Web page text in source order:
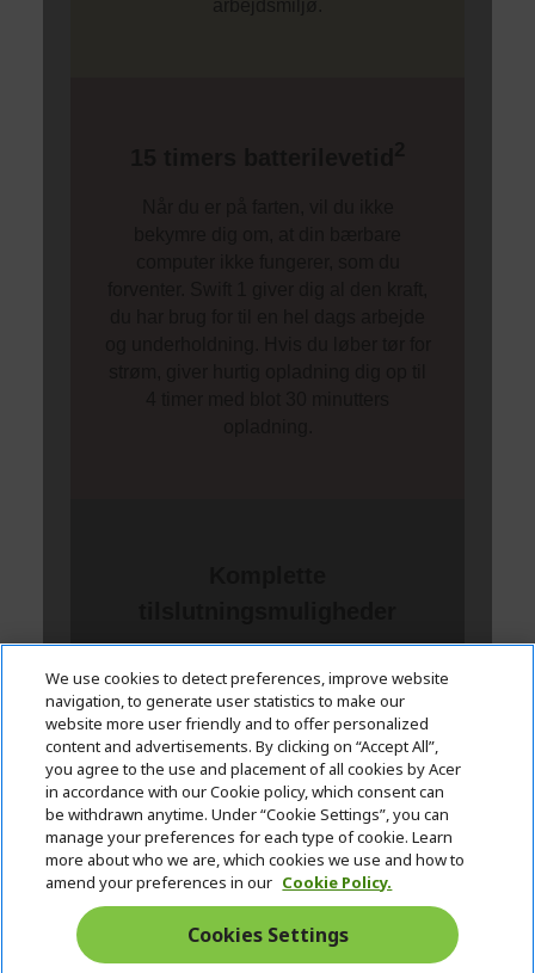
We use cookies to detect preferences, improve website
navigation, to generate user statistics to make our
website more user friendly and to offer personalized
content and advertisements. By clicking on “Accept All”,
you agree to the use and placement of all cookies by Acer
in accordance with our Cookie policy, which consent can
be withdrawn anytime. Under “Cookie Settings”, you can
manage your preferences for each type of cookie. Learn
more about who we are, which cookies we use and how to
amend your preferences in our Cookie Policy.
Cookies Settings